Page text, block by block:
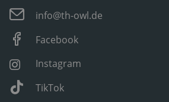
info@th-owl.de
Facebook
Instagram
TikTok